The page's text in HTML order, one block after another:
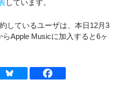
しています。
しているユーザは、本日12月3
Apple Musicに加入すると6ヶ